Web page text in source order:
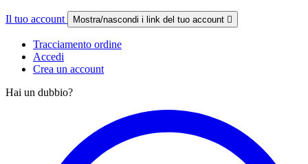
Il tuo account Mostra/nascondi i link del tuo account 
Tracciamento ordine
Accedi
Crea un account
Hai un dubbio?